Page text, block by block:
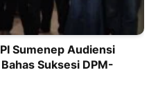
Sumenep Audiensi
Suksesi DPM-